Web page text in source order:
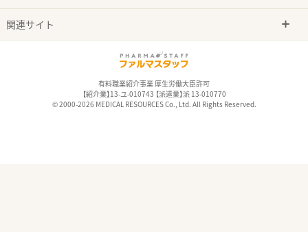
関連サイト
有料職業紹介事業 厚生労働大臣許可
【紹介業】13-ユ-010743 【派遣業】派 13-010770
© 2000-2026 MEDICAL RESOURCES Co., Ltd. All Rights Reserved.